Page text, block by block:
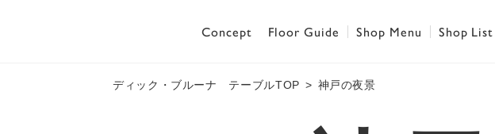
Floor Guide Shop Menu Shop List
Concept
ディック・ブルーナ テーブルTOP 神戸の夜景